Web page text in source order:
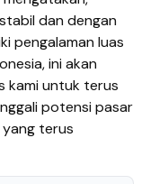
dan dengan
pengalaman luas
ini akan
kami untuk terus
potensi pasar
yang terus